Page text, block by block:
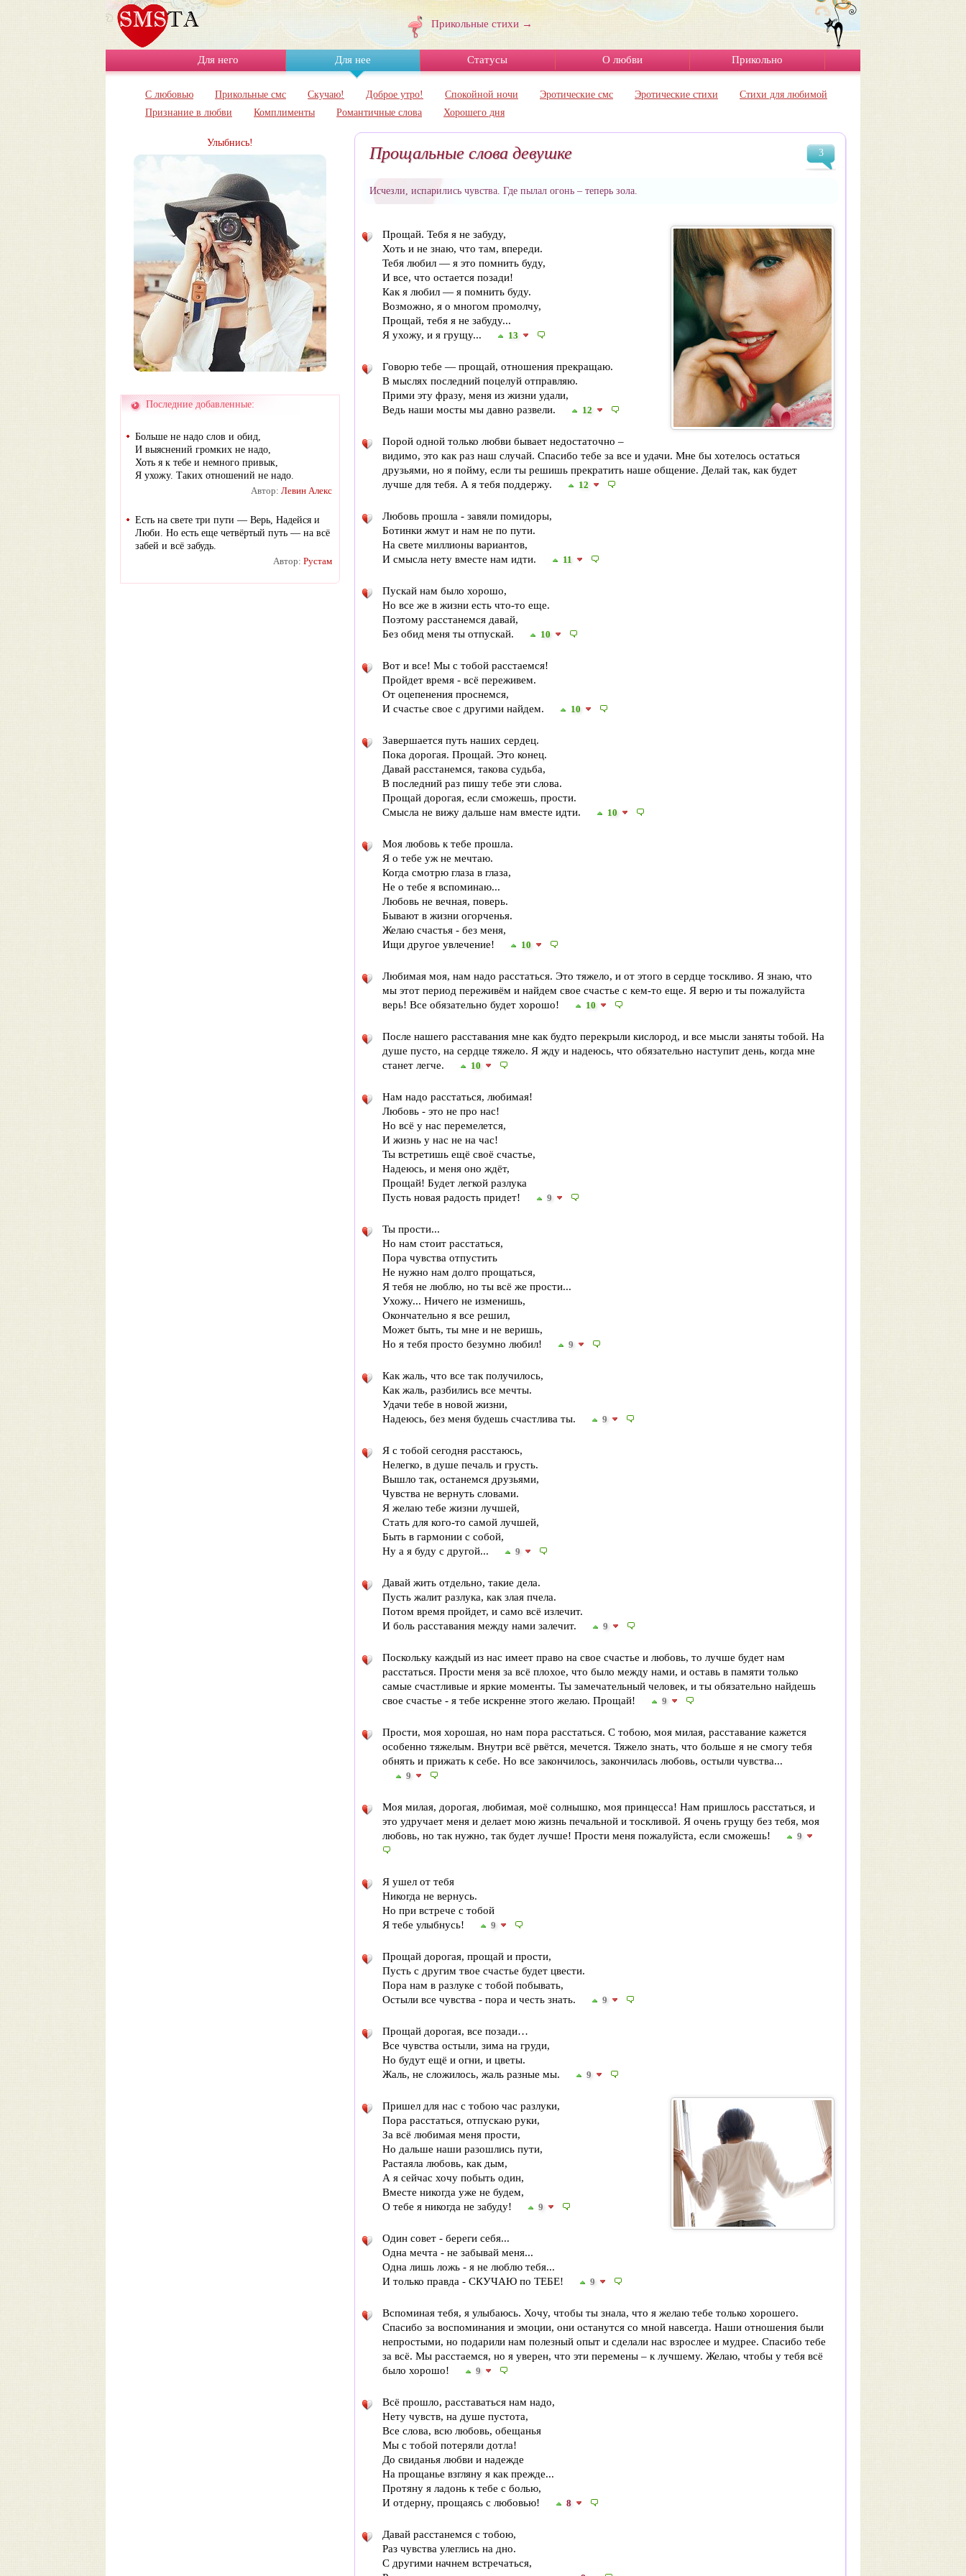
Прикольные стихи →
Для него Для нее Статусы О любви Прикольно
С любовью Прикольные смс Скучаю! Доброе утро! Спокойной ночи Эротические смс Эротические стихи
Стихи для любимой
Признание в любви
Комплименты Романтичные слова Хорошего дня
3
Прощальные слова девушке
Исчезли, испарились чувства. Где пылал огонь – теперь зола.
Прощай. Тебя я не забуду,
Хоть и не знаю, что там, впереди.
Тебя любил — я это помнить буду,
И все, что остается позади!
Как я любил — я помнить буду.
Возможно, я о многом промолчу,
Прощай, тебя я не забуду...
Я ухожу, и я грущу...
13
Говорю тебе — прощай, отношения прекращаю.
В мыслях последний поцелуй отправляю.
Прими эту фразу, меня из жизни удали,
Ведь наши мосты мы давно развели.
12
Порой одной только любви бывает недостаточно –
видимо, это как раз наш случай. Спасибо тебе за все и удачи. Мне бы хотелось остаться
друзьями, но я пойму, если ты решишь прекратить наше общение. Делай так, как будет
лучше для тебя. А я тебя поддержу.
12
Любовь прошла - завяли помидоры,
Ботинки жмут и нам не по пути.
На свете миллионы вариантов,
И смысла нету вместе нам идти.
11
Пускай нам было хорошо,
Но все же в жизни есть что-то еще.
Поэтому расстанемся давай,
Без обид меня ты отпускай.
10
Вот и все! Мы с тобой расстаемся!
Пройдет время - всё переживем.
От оцепенения проснемся,
И счастье свое с другими найдем.
10
Завершается путь наших сердец.
Пока дорогая. Прощай. Это конец.
Давай расстанемся, такова судьба,
В последний раз пишу тебе эти слова.
Прощай дорогая, если сможешь, прости.
Смысла не вижу дальше нам вместе идти.
10
Моя любовь к тебе прошла.
Я о тебе уж не мечтаю.
Когда смотрю глаза в глаза,
Не о тебе я вспоминаю...
Любовь не вечная, поверь.
Бывают в жизни огорченья.
Желаю счастья - без меня,
Ищи другое увлечение!
10
Любимая моя, нам надо расстаться. Это тяжело, и от этого в сердце тоскливо. Я знаю, что
мы этот период переживём и найдем свое счастье с кем-то еще. Я верю и ты пожалуйста
верь! Все обязательно будет хорошо!
10
После нашего расставания мне как будто перекрыли кислород, и все мысли заняты тобой. На
душе пусто, на сердце тяжело. Я жду и надеюсь, что обязательно наступит день, когда мне
станет легче.
10
Нам надо расстаться, любимая!
Любовь - это не про нас!
Но всё у нас перемелется,
И жизнь у нас не на час!
Ты встретишь ещё своё счастье,
Надеюсь, и меня оно ждёт,
Прощай! Будет легкой разлука
Пусть новая радость придет!
9
Ты прости...
Но нам стоит расстаться,
Пора чувства отпустить
Не нужно нам долго прощаться,
Я тебя не люблю, но ты всё же прости...
Ухожу... Ничего не изменишь,
Окончательно я все решил,
Может быть, ты мне и не веришь,
Но я тебя просто безумно любил!
9
Как жаль, что все так получилось,
Как жаль, разбились все мечты.
Удачи тебе в новой жизни,
Надеюсь, без меня будешь счастлива ты.
9
Я с тобой сегодня расстаюсь,
Нелегко, в душе печаль и грусть.
Вышло так, останемся друзьями,
Чувства не вернуть словами.
Я желаю тебе жизни лучшей,
Стать для кого-то самой лучшей,
Быть в гармонии с собой,
Ну а я буду с другой...
9
Давай жить отдельно, такие дела.
Пусть жалит разлука, как злая пчела.
Потом время пройдет, и само всё излечит.
И боль расставания между нами залечит.
9
Поскольку каждый из нас имеет право на свое счастье и любовь, то лучше будет нам
расстаться. Прости меня за всё плохое, что было между нами, и оставь в памяти только
самые счастливые и яркие моменты. Ты замечательный человек, и ты обязательно найдешь
свое счастье - я тебе искренне этого желаю. Прощай!
9
Прости, моя хорошая, но нам пора расстаться. С тобою, моя милая, расставание кажется
особенно тяжелым. Внутри всё рвётся, мечется. Тяжело знать, что больше я не смогу тебя
обнять и прижать к себе. Но все закончилось, закончилась любовь, остыли чувства...
9
Моя милая, дорогая, любимая, моё солнышко, моя принцесса! Нам пришлось расстаться, и
это удручает меня и делает мою жизнь печальной и тоскливой. Я очень грущу без тебя, моя
любовь, но так нужно, так будет лучше! Прости меня пожалуйста, если сможешь!
9
Я ушел от тебя
Никогда не вернусь.
Но при встрече с тобой
Я тебе улыбнусь!
9
Прощай дорогая, прощай и прости,
Пусть с другим твое счастье будет цвести.
Пора нам в разлуке с тобой побывать,
Остыли все чувства - пора и честь знать.
9
Прощай дорогая, все позади…
Все чувства остыли, зима на груди,
Но будут ещё и огни, и цветы.
Жаль, не сложилось, жаль разные мы.
9
Пришел для нас с тобою час разлуки,
Пора расстаться, отпускаю руки,
За всё любимая меня прости,
Но дальше наши разошлись пути,
Растаяла любовь, как дым,
А я сейчас хочу побыть один,
Вместе никогда уже не будем,
О тебе я никогда не забуду!
9
Один совет - береги себя...
Одна мечта - не забывай меня...
Одна лишь ложь - я не люблю тебя...
И только правда - СКУЧАЮ по ТЕБЕ!
9
Вспоминая тебя, я улыбаюсь. Хочу, чтобы ты знала, что я желаю тебе только хорошего.
Спасибо за воспоминания и эмоции, они останутся со мной навсегда. Наши отношения были
непростыми, но подарили нам полезный опыт и сделали нас взрослее и мудрее. Спасибо тебе
за всё. Мы расстаемся, но я уверен, что эти перемены – к лучшему. Желаю, чтобы у тебя всё
было хорошо!
9
Всё прошло, расставаться нам надо,
Нету чувств, на душе пустота,
Все слова, всю любовь, обещанья
Мы с тобой потеряли дотла!
До свиданья любви и надежде
На прощанье взгляну я как прежде...
Протяну я ладонь к тебе с болью,
И отдерну, прощаясь с любовью!
8
Давай расстанемся с тобою,
Раз чувства улеглись на дно.
С другими начнем встречаться,
Улыбнись!
Последние добавленные:
Больше не надо слов и обид,
И выяснений громких не надо,
Хоть я к тебе и немного привык,
Я ухожу. Таких отношений не надо.
Автор: Левин Алекс
Есть на свете три пути — Верь, Надейся и
Люби. Но есть еще четвёртый путь — на всё
забей и всё забудь.
Автор: Рустам